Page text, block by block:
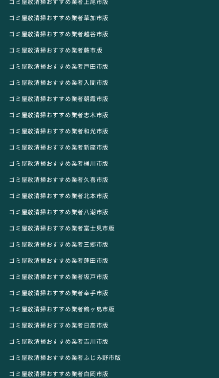
ゴミ屋敷清掃おすすめ業者草加市版
ゴミ屋敷清掃おすすめ業者越谷市版
ゴミ屋敷清掃おすすめ業者蕨市版
ゴミ屋敷清掃おすすめ業者戸田市版
ゴミ屋敷清掃おすすめ業者入間市版
ゴミ屋敷清掃おすすめ業者朝霞市版
ゴミ屋敷清掃おすすめ業者志木市版
ゴミ屋敷清掃おすすめ業者和光市版
ゴミ屋敷清掃おすすめ業者新座市版
ゴミ屋敷清掃おすすめ業者桶川市版
ゴミ屋敷清掃おすすめ業者久喜市版
ゴミ屋敷清掃おすすめ業者北本市版
ゴミ屋敷清掃おすすめ業者八潮市版
ゴミ屋敷清掃おすすめ業者富士見市版
ゴミ屋敷清掃おすすめ業者三郷市版
ゴミ屋敷清掃おすすめ業者蓮田市版
ゴミ屋敷清掃おすすめ業者坂戸市版
ゴミ屋敷清掃おすすめ業者幸手市版
ゴミ屋敷清掃おすすめ業者鶴ヶ島市版
ゴミ屋敷清掃おすすめ業者日高市版
ゴミ屋敷清掃おすすめ業者吉川市版
ゴミ屋敷清掃おすすめ業者ふじみ野市版
ゴミ屋敷清掃おすすめ業者白岡市版